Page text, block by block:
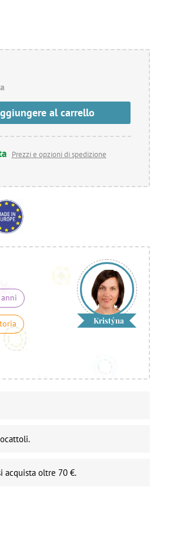
al carrello
Prezzi e opzioni di spedizione
Kristýna
acquista oltre 70 €.